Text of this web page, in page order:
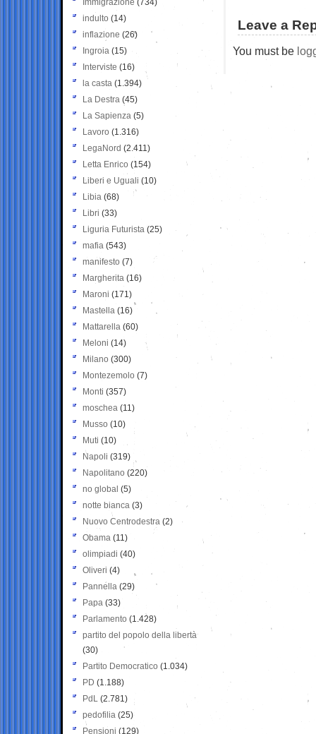
Leave a
You must be
Immigrazione (734)
indulto (14)
inflazione (26)
Ingroia (15)
Interviste (16)
la casta (1.394)
La Destra (45)
La Sapienza (5)
Lavoro (1.316)
LegaNord (2.411)
Letta Enrico (154)
Liberi e Uguali (10)
Libia (68)
Libri (33)
Liguria Futurista (25)
mafia (543)
manifesto (7)
Margherita (16)
Maroni (171)
Mastella (16)
Mattarella (60)
Meloni (14)
Milano (300)
Montezemolo (7)
Monti (357)
moschea (11)
Musso (10)
Muti (10)
Napoli (319)
Napolitano (220)
no global (5)
notte bianca (3)
Nuovo Centrodestra (2)
Obama (11)
olimpiadi (40)
Oliveri (4)
Pannella (29)
Papa (33)
Parlamento (1.428)
partito del popolo della libertà
(30)
Partito Democratico (1.034)
PD (1.188)
PdL (2.781)
pedofilia (25)
Pensioni (129)